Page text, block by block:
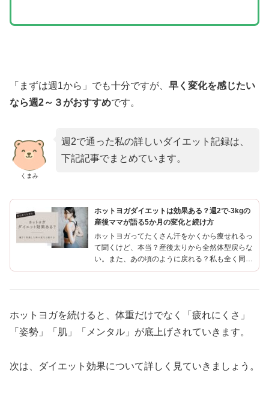
「まずは週1から」でも十分ですが、 早く変化を感じたい
なら週2～３がおすすめです。
くまみ
週2で通った私の詳しいダイエット記録は、
下記記事でまとめています。
ホットヨガダイエットは効果ある？週2で-3kgの
産後ママが語る5か月の変化と続け方
ホットヨガってたくさん汗をかくから痩せれるっ
て聞くけど、本当？産後太りから全然体型戻らな
い。また、あの頃のように戻れる？私も全く同じ
疑問を抱えていました。万年ダイエッターの私
ホットヨガを続けると、体重だけでなく「疲れにくさ」
「姿勢」「肌」「メンタル」が底上げされていきます。
次は、ダイエット効果について詳しく見ていきましょう。